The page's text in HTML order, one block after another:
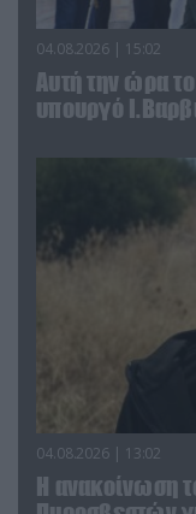
04.08.2026 | 15:02
Αυτή την ώρα
υπουργό
04.08.2026 | 13:02
Η ανακοίνωση